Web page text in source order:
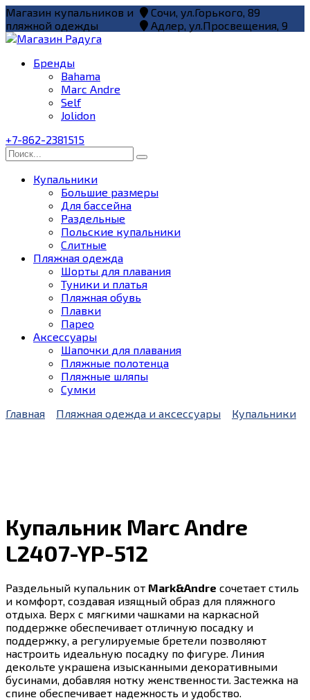
Перейти
к
содержанию
Магазин купальников и
пляжной одежды
Сочи, ул.Горького, 89
Адлер, ул.Просвещения, 9
Бренды
Bahama
Marc Andre
Self
Jolidon
+7-862-2381515
Search
for:
Купальники
Большие размеры
Для бассейна
Раздельные
Польские купальники
Слитные
Пляжная одежда
Шорты для плавания
Туники и платья
Пляжная обувь
Плавки
Парео
Аксессуары
Шапочки для плавания
Пляжные полотенца
Пляжные шляпы
Сумки
Главная
Пляжная одежда и аксессуары Купальники
Купальник Marc Andre
L2407-YP-512
Раздельный купальник от Mark&Andre сочетает стиль
и комфорт, создавая изящный образ для пляжного
отдыха. Верх с мягкими чашками на каркасной
поддержке обеспечивает отличную посадку и
поддержку, а регулируемые бретели позволяют
настроить идеальную посадку по фигуре. Линия
декольте украшена изысканными декоративными
бусинами, добавляя нотку женственности. Застежка на
спине обеспечивает надежность и удобство.